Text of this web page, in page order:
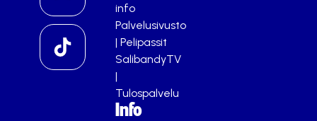
info
Palvelusivusto
| Pelipassit
SalibandyTV
|
Tulospalvelu
Info